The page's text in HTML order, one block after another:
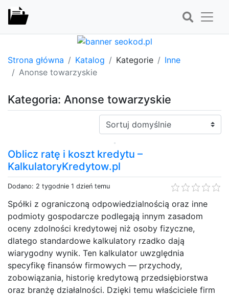
Strona główna Katalog Kategorie
Inne
Anonse towarzyskie
Kategoria: Anonse towarzyskie
Sortuj:
Oblicz ratę i koszt kredytu –
KalkulatoryKredytow.pl
Dodano: 2 tygodnie 1 dzień temu
Spółki z ograniczoną odpowiedzialnością oraz inne
podmioty gospodarcze podlegają innym zasadom
oceny zdolności kredytowej niż osoby fizyczne,
dlatego standardowe kalkulatory rzadko dają
wiarygodny wynik. Ten kalkulator uwzględnia
specyfikę finansów firmowych — przychody,
zobowiązania, historię kredytową przedsiębiorstwa
oraz branżę działalności. Dzięki temu właściciele firm